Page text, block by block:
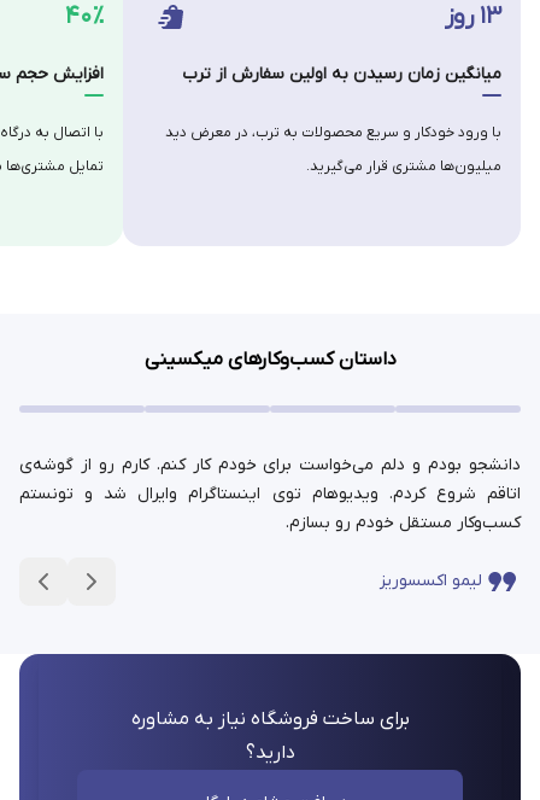
۴۰٪
افزایش حجم
با اتصال به
تمایل
۱۳ روز
میانگین زمان رسیدن به اولین سفارش از ترب
با ورود خودکار و سریع محصولات به ترب، در معرض دید
میلیون‌ها مشتری قرار می‌گیرید.
داستان کسب‌وکارهای میکسینی
دانشجو بودم و دلم می‌خواست برای خودم کار کنم. کارم رو از گوشه‌ی
اتاقم شروع کردم. ویدیوهام توی اینستاگرام وایرال شد و تونستم
کسب‌وکار مستقل خودم رو بسازم.
لیمو اکسسوریز
برای ساخت فروشگاه نیاز به مشاوره
دارید؟